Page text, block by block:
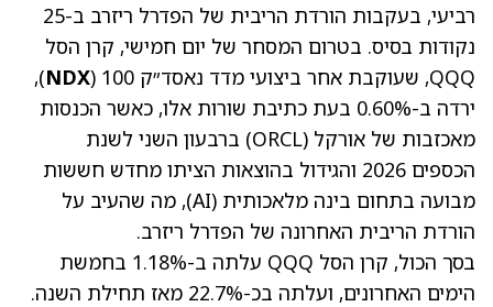
רביעי, בעקבות הורדת הריבית של הפדרל ריזרב ב-25
נקודות בסיס. בטרום המסחר של יום חמישי, קרן הסל
QQQ, שעוקבת אחר ביצועי מדד נאסד״ק 100 (
NDX
),
ירדה ב-0.60% בעת כתיבת שורות אלו, כאשר הכנסות
מאכזבות של אורקל (ORCL)
ברבעון השני לשנת
הכספים 2026 והגידול בהוצאות הציתו מחדש חששות
מבועה בתחום בינה מלאכותית (AI), מה שהעיב על
הורדת הריבית האחרונה של הפדרל ריזרב.
בסך הכול, קרן הסל QQQ עלתה ב-1.18% בחמשת
הימים האחרונים, ועלתה בכ-22.7% מאז תחילת השנה.